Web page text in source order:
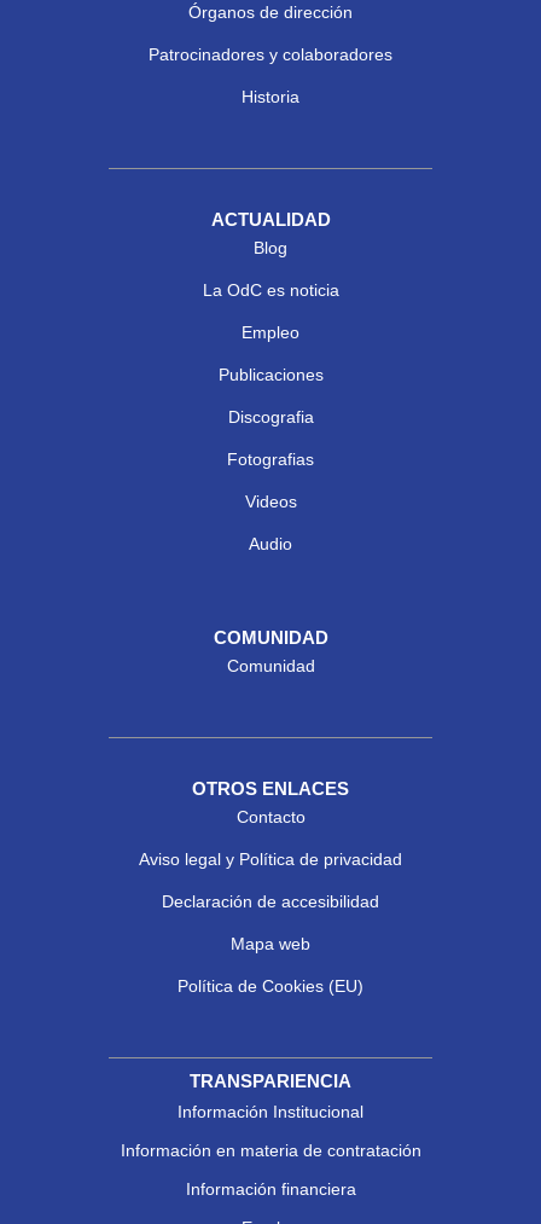
Órganos de dirección
Patrocinadores y colaboradores
Historia
ACTUALIDAD
Blog
La OdC es noticia
Empleo
Publicaciones
Discografia
Fotografias
Videos
Audio
COMUNIDAD
Comunidad
OTROS ENLACES
Contacto
Aviso legal y Política de privacidad
Declaración de accesibilidad
Mapa web
Política de Cookies (EU)
TRANSPARIENCIA
Información Institucional
Información en materia de contratación
Información financiera